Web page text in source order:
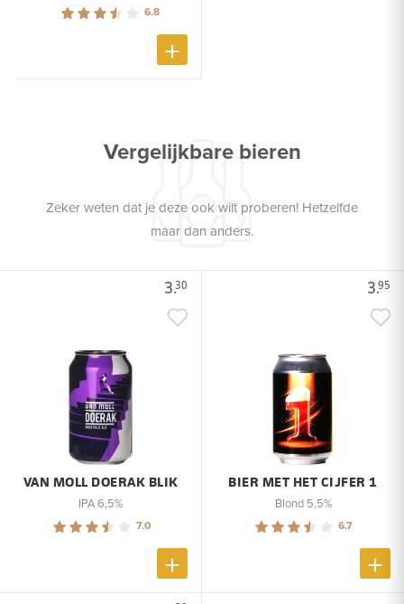
6.8
Vergelijkbare bieren
Zeker weten dat je deze ook wilt proberen! Hetzelfde
maar dan anders.
3.30
VAN MOLL DOERAK BLIK
IPA 6,5%
7.0
3.95
BIER MET HET CIJFER 1
Blond 5,5%
6.7